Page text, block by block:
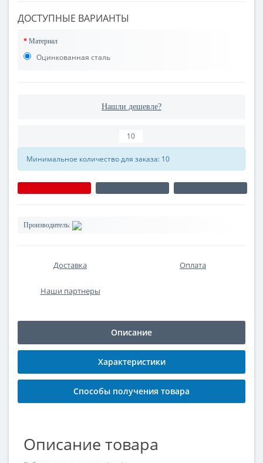
ДОСТУПНЫЕ ВАРИАНТЫ
Материал
Оцинкованная сталь
Нашли дешевле?
Минимальное количество для заказа: 10
Производитель:
Доставка Оплата
Наши партнеры
Описание
Характеристики
Способы получения товара
Описание товара